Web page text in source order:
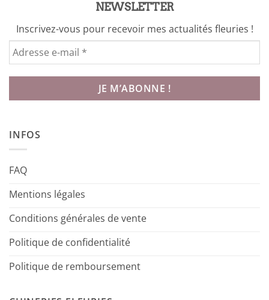
NEWSLETTER
Inscrivez-vous pour recevoir mes actualités fleuries !
INFOS
FAQ
Mentions légales
Conditions générales de vente
Politique de confidentialité
Politique de remboursement